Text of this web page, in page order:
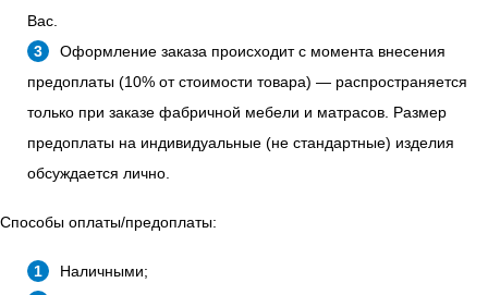
Вас.
Оформление заказа происходит с момента внесения
предоплаты (10% от стоимости товара) — распространяется
только при заказе фабричной мебели и матрасов. Размер
предоплаты на индивидуальные (не стандартные) изделия
обсуждается лично.
Способы оплаты/предоплаты:
Наличными;